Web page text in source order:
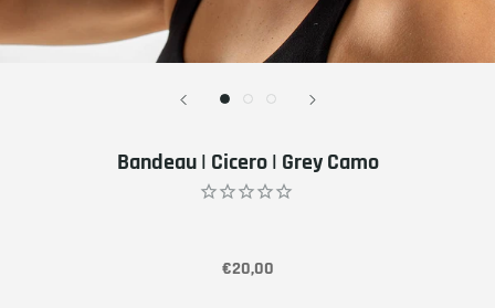
Bandeau | Cicero | Grey Camo
€20,00